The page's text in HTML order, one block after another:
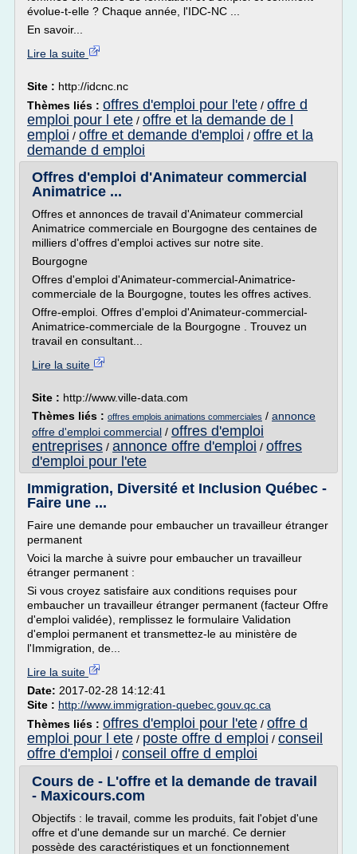
évolue-t-elle ? Chaque année, l'IDC-NC ...
En savoir...
Lire la suite
Site : http://idcnc.nc
Thèmes liés : offres d'emploi pour l'ete / offre d
emploi pour l ete / offre et la demande de l
emploi / offre et demande d'emploi / offre et la
demande d emploi
Offres d'emploi d'Animateur commercial
Animatrice ...
Offres et annonces de travail d'Animateur commercial
Animatrice commerciale en Bourgogne des centaines de
milliers d'offres d'emploi actives sur notre site.
Bourgogne
Offres d'emploi d'Animateur-commercial-Animatrice-
commerciale de la Bourgogne, toutes les offres actives.
Offre-emploi. Offres d'emploi d'Animateur-commercial-
Animatrice-commerciale de la Bourgogne . Trouvez un
travail en consultant...
Lire la suite
Site : http://www.ville-data.com
Thèmes liés : offres emplois animations commerciales / annonce
offre d'emploi commercial / offres d'emploi
entreprises / annonce offre d'emploi / offres
d'emploi pour l'ete
Immigration, Diversité et Inclusion Québec -
Faire une ...
Faire une demande pour embaucher un travailleur étranger
permanent
Voici la marche à suivre pour embaucher un travailleur
étranger permanent :
Si vous croyez satisfaire aux conditions requises pour
embaucher un travailleur étranger permanent (facteur Offre
d'emploi validée), remplissez le formulaire Validation
d'emploi permanent et transmettez-le au ministère de
l'Immigration, de...
Lire la suite
Date: 2017-02-28 14:12:41
Site : http://www.immigration-quebec.gouv.qc.ca
Thèmes liés : offres d'emploi pour l'ete / offre d
emploi pour l ete / poste offre d emploi / conseil
offre d'emploi / conseil offre d emploi
Cours de - L'offre et la demande de travail
- Maxicours.com
Objectifs : le travail, comme les produits, fait l'objet d'une
offre et d'une demande sur un marché. Ce dernier
possède des caractéristiques et un fonctionnement